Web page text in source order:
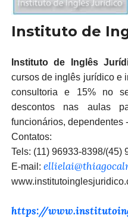
Instituto de
Instituto de Inglês
cursos de inglês jurídico e
consultoria e 15% no
descontos nas aulas
funcionários, dependentes
Contatos:
Tels: (11) 96933-8398/(45)
E-mail:
https://